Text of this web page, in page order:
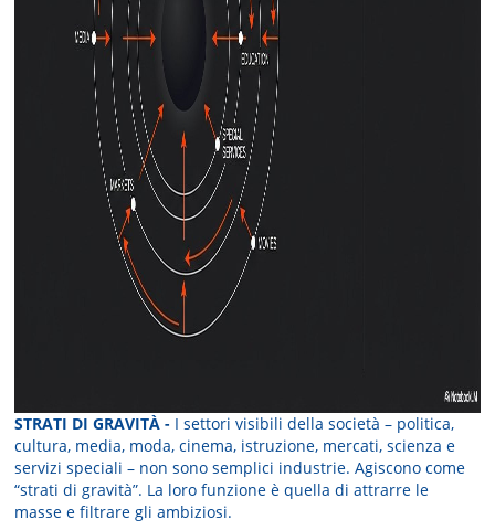
STRATI DI GRAVITÀ - I settori visibili della società – politica,
cultura, media, moda, cinema, istruzione, mercati, scienza e
servizi speciali – non sono semplici industrie. Agiscono come
“strati di gravità”. La loro funzione è quella di attrarre le
masse e filtrare gli ambiziosi.